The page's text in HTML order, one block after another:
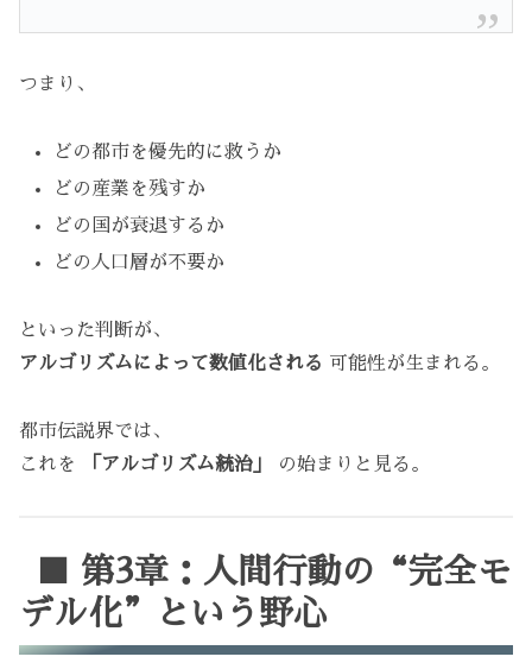
つまり、
どの都市を優先的に救うか
どの産業を残すか
どの国が衰退するか
どの人口層が不要か
といった判断が、
アルゴリズムによって数値化される
可能性が生まれる。
都市伝説界では、
これを
「アルゴリズム統治」 の始まりと見る。
■ 第3章：人間行動の“完全モ
デル化”という野心